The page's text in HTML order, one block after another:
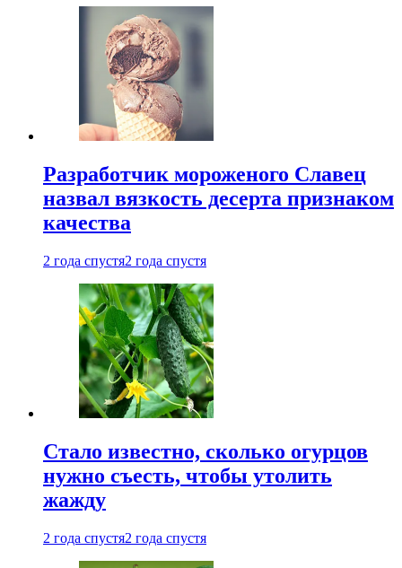
Разработчик мороженого Славец
назвал вязкость десерта признаком
качества
2 года спустя2 года спустя
Стало известно, сколько огурцов
нужно съесть, чтобы утолить
жажду
2 года спустя2 года спустя